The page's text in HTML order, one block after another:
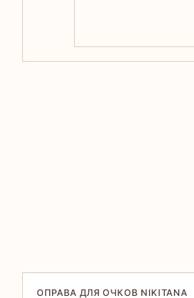
ОПРАВА ДЛЯ ОЧКОВ NIKITANA